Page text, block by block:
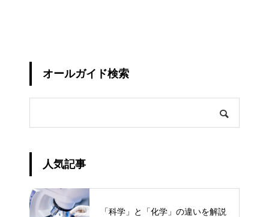
オールガイド検索
人気記事
「科学」と「化学」の違いを解説